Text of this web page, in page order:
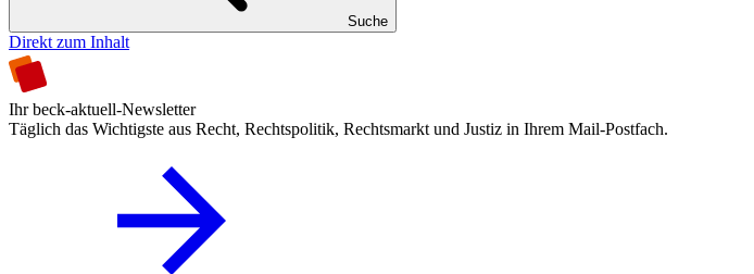
Suche
Direkt zum Inhalt
Ihr beck-aktuell-Newsletter
Täglich das Wichtigste aus Recht, Rechtspolitik, Rechtsmarkt und Justiz in Ihrem Mail-Postfach.